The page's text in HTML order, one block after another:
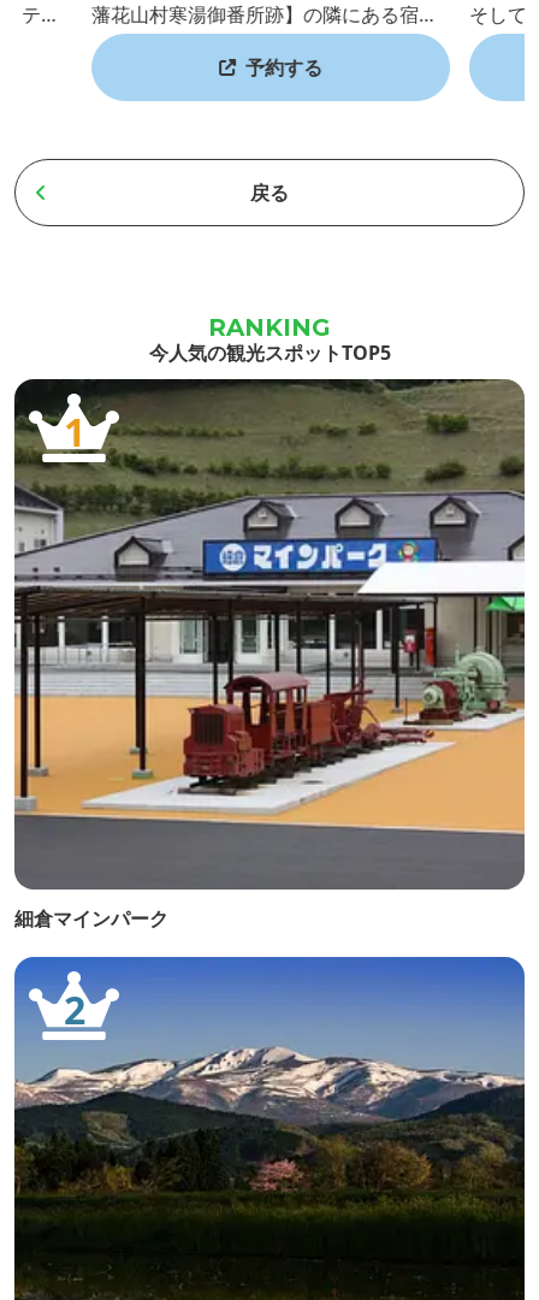
テニ
や職
藩花山村寒湯御番所跡】の隣にある宿。
藩政時代にも湯宿として栄えました。 花
山温泉の名湯は、お肌がしっとりすべす
す。 泉質は低張性弱アルカリ高温泉で、
神経痛、筋肉痛、慢性皮膚病、慢性婦人
を望み、川のせせらぎや、鳥のさえずり
を聞きながらの露天風呂...
予約する
そして
と、2
りに復
は宿泊
の宿
戻る
今人気の観光スポットTOP5
細倉マインパーク
1
2